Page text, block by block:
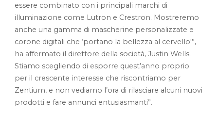
essere combinato con i principali marchi di
illuminazione come Lutron e Crestron. Mostreremo
anche una gamma di mascherine personalizzate e
corone digitali che ‘portano la bellezza al cervello'”,
ha affermato il direttore della società, Justin Wells.
Stiamo scegliendo di esporre quest’anno proprio
per il crescente interesse che riscontriamo per
Zentium, e non vediamo l’ora di rilasciare alcuni nuovi
prodotti e fare annunci entusiasmanti”.